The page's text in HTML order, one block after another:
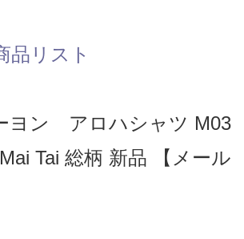
品リスト
ヨン アロハシャツ M03
Tai 総柄 新品 【メール